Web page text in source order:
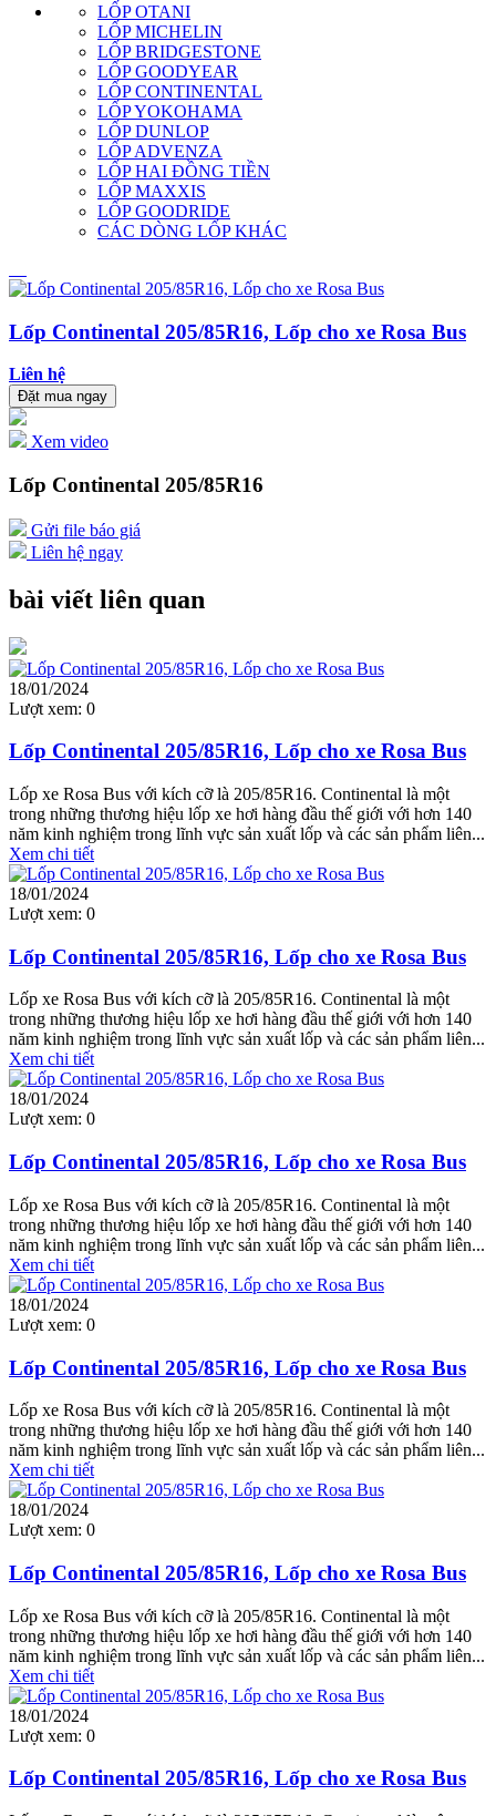
LỐP OTANI
LỐP MICHELIN
LỐP BRIDGESTONE
LỐP GOODYEAR
LỐP CONTINENTAL
LỐP YOKOHAMA
LỐP DUNLOP
LỐP ADVENZA
LỐP HAI ĐỒNG TIỀN
LỐP MAXXIS
LỐP GOODRIDE
CÁC DÒNG LỐP KHÁC
Lốp Continental 205/85R16, Lốp cho xe Rosa Bus
Liên hệ
Đặt mua ngay
Xem video
Lốp Continental 205/85R16
Gửi file báo giá
Liên hệ ngay
bài viết liên quan
18/01/2024
Lượt xem: 0
Lốp Continental 205/85R16, Lốp cho xe Rosa Bus
Lốp xe Rosa Bus với kích cỡ là 205/85R16. Continental là một
trong những thương hiệu lốp xe hơi hàng đầu thế giới với hơn 140
năm kinh nghiệm trong lĩnh vực sản xuất lốp và các sản phẩm liên...
Xem chi tiết
18/01/2024
Lượt xem: 0
Lốp Continental 205/85R16, Lốp cho xe Rosa Bus
Lốp xe Rosa Bus với kích cỡ là 205/85R16. Continental là một
trong những thương hiệu lốp xe hơi hàng đầu thế giới với hơn 140
năm kinh nghiệm trong lĩnh vực sản xuất lốp và các sản phẩm liên...
Xem chi tiết
18/01/2024
Lượt xem: 0
Lốp Continental 205/85R16, Lốp cho xe Rosa Bus
Lốp xe Rosa Bus với kích cỡ là 205/85R16. Continental là một
trong những thương hiệu lốp xe hơi hàng đầu thế giới với hơn 140
năm kinh nghiệm trong lĩnh vực sản xuất lốp và các sản phẩm liên...
Xem chi tiết
18/01/2024
Lượt xem: 0
Lốp Continental 205/85R16, Lốp cho xe Rosa Bus
Lốp xe Rosa Bus với kích cỡ là 205/85R16. Continental là một
trong những thương hiệu lốp xe hơi hàng đầu thế giới với hơn 140
năm kinh nghiệm trong lĩnh vực sản xuất lốp và các sản phẩm liên...
Xem chi tiết
18/01/2024
Lượt xem: 0
Lốp Continental 205/85R16, Lốp cho xe Rosa Bus
Lốp xe Rosa Bus với kích cỡ là 205/85R16. Continental là một
trong những thương hiệu lốp xe hơi hàng đầu thế giới với hơn 140
năm kinh nghiệm trong lĩnh vực sản xuất lốp và các sản phẩm liên...
Xem chi tiết
18/01/2024
Lượt xem: 0
Lốp Continental 205/85R16, Lốp cho xe Rosa Bus